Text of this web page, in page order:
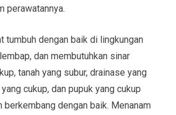
perawatannya.
tumbuh dengan baik di lingkungan
dan membutuhkan sinar
tanah yang subur, drainase yang
cukup, dan pupuk yang cukup
berkembang dengan baik. Menanam